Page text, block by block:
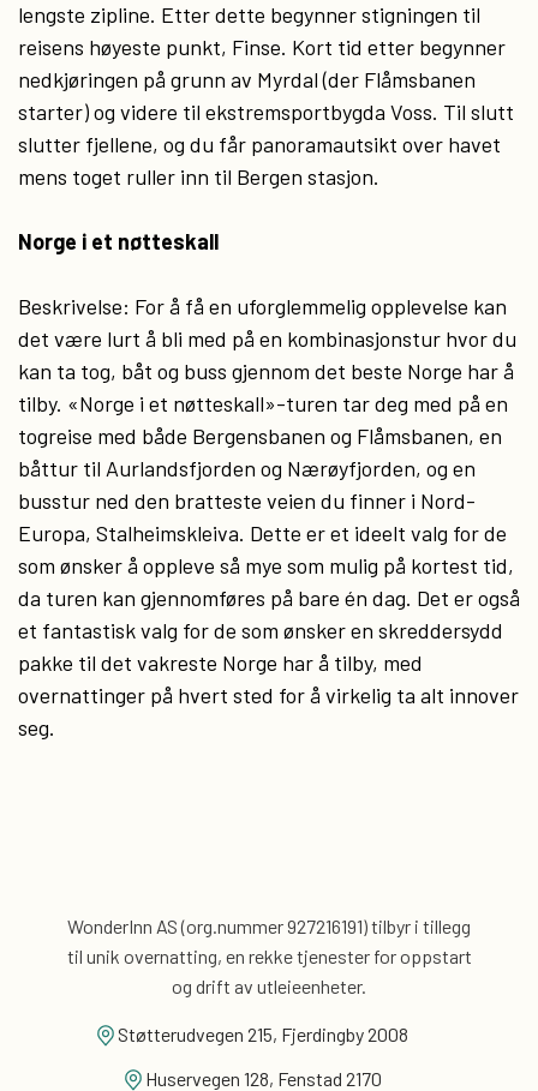
lengste zipline. Etter dette begynner stigningen til
reisens høyeste punkt, Finse. Kort tid etter begynner
nedkjøringen på grunn av Myrdal (der Flåmsbanen
starter) og videre til ekstremsportbygda Voss. Til slutt
slutter fjellene, og du får panoramautsikt over havet
mens toget ruller inn til Bergen stasjon.
Norge i et nøtteskall
Beskrivelse: For å få en uforglemmelig opplevelse kan
det være lurt å bli med på en kombinasjonstur hvor du
kan ta tog, båt og buss gjennom det beste Norge har å
tilby. «Norge i et nøtteskall»-turen tar deg med på en
togreise med både Bergensbanen og Flåmsbanen, en
båttur til Aurlandsfjorden og Nærøyfjorden, og en
busstur ned den bratteste veien du finner i Nord-
Europa, Stalheimskleiva. Dette er et ideelt valg for de
som ønsker å oppleve så mye som mulig på kortest tid,
da turen kan gjennomføres på bare én dag. Det er også
et fantastisk valg for de som ønsker en skreddersydd
pakke til det vakreste Norge har å tilby, med
overnattinger på hvert sted for å virkelig ta alt innover
seg.
WonderInn AS (org.nummer 927216191) tilbyr i tillegg
til unik overnatting, en rekke tjenester foroppstart
og drift av utleieenheter.
Støtterudvegen 215, Fjerdingby 2008
Huservegen 128, Fenstad 2170